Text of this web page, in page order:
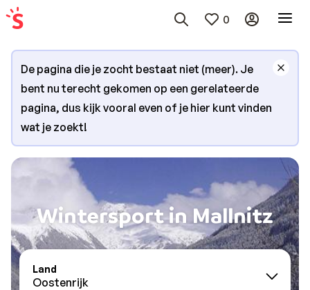
0
De pagina die je zocht bestaat niet (meer). Je
bent nu terecht gekomen op een gerelateerde
pagina, dus kijk vooral even of je hier kunt vinden
wat je zoekt!
Wintersport in Mallnitz
Land
Oostenrijk